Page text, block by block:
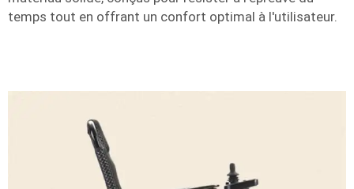
temps tout en offrant un confort optimal à l'utilisateur.